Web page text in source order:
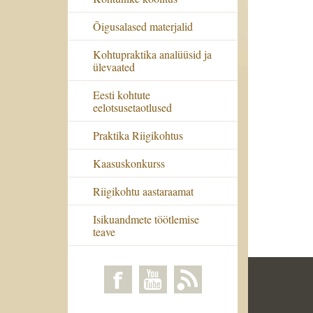
Õigusalased materjalid
Kohtupraktika analüüsid ja
ülevaated
Eesti kohtute
eelotsusetaotlused
Praktika Riigikohtus
Kaasuskonkurss
Riigikohtu aastaraamat
Isikuandmete töötlemise
teave